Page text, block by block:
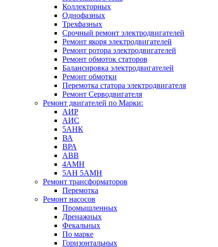
Коллекторных
Однофазных
Трехфазных
Срочный ремонт электродвигателей
Ремонт якоря электродвигателей
Ремонт ротора электродвигателей
Ремонт обмоток статоров
Балансировка электродвигателей
Ремонт обмотки
Перемотка статора электродвигателя
Ремонт Серводвигателя
Ремонт двигателей по Марки:
АИР
АИС
5АНК
ВА
ВРА
ABB
4АМН
5АН 5АМН
Ремонт трансформаторов
Перемотка
Ремонт насосов
Промышленных
Дренажных
Фекальных
По марке
Горизонтальных